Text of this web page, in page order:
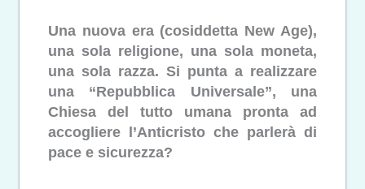
Una nuova era (cosiddetta New Age),
una sola religione, una sola moneta,
una sola razza. Si punta a realizzare
una “Repubblica Universale”, una
Chiesa del tutto umana pronta ad
accogliere l’Anticristo che parlerà di
pace e sicurezza?